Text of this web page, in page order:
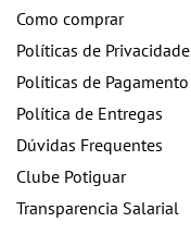
Como comprar
Políticas de Privacidade
Políticas de Pagamento
Política de Entregas
Dúvidas Frequentes
Clube Potiguar
Transparencia Salarial